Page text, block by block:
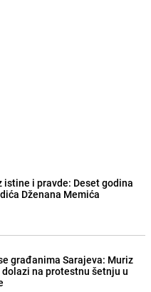
istine i pravde: Deset godina
Dženana Memića
građanima Sarajeva: Muriz
na protestnu šetnju u